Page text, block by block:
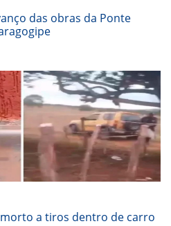
das obras da Ponte
a tiros dentro de carro